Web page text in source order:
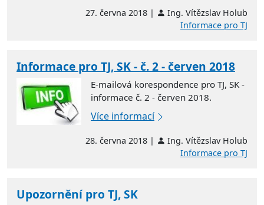
27. června 2018 |
Ing. Vítězslav Holub
Informace pro TJ
Informace pro TJ, SK - č. 2 - červen 2018
E-mailová korespondence pro TJ, SK -
informace č. 2 - červen 2018.
Více informací
28. června 2018 |
Ing. Vítězslav Holub
Informace pro TJ
Upozornění pro TJ, SK